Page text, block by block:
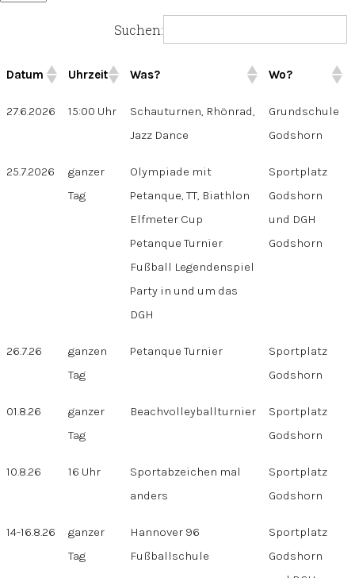
Suchen:
Datum Uhrzeit Was? Wo?
27.6.2026 15:00 Uhr
Schauturnen, Rhönrad,
Jazz Dance
Grundschule
Godshorn
25.7.2026
ganzer
Tag
Olympiade mit
Petanque, TT, Biathlon
Elfmeter Cup
Petanque Turnier
Fußball Legendenspiel
Party in und um das
DGH
Sportplatz
Godshorn
und DGH
Godshorn
26.7.26
ganzen
Tag
Petanque Turnier
Sportplatz
Godshorn
01.8.26
ganzer
Tag
Beachvolleyballturnier
Sportplatz
Godshorn
10.8.26 16 Uhr
Sportabzeichen mal
anders
Sportplatz
Godshorn
14-16.8.26
ganzer
Tag
Hannover 96
Fußballschule
Sportplatz
Godshorn